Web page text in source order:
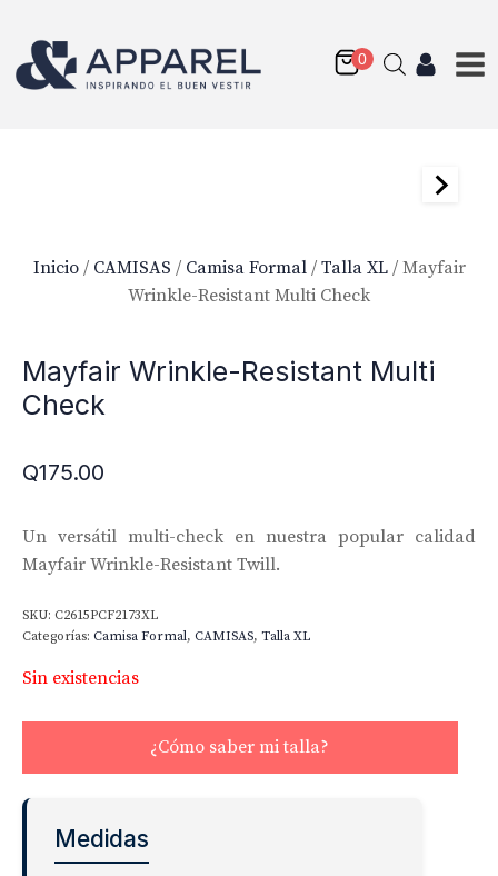
Inicio/ CAMISAS / Camisa Formal/ Talla XL/ Mayfair
Wrinkle-Resistant Multi Check
Mayfair Wrinkle-Resistant Multi
Check
Q175.00
Un versátil multi-check en nuestra popular calidad
Mayfair Wrinkle-Resistant Twill.
SKU: C2615PCF2173XL
Categorías: Camisa Formal, CAMISAS, Talla XL
Sin existencias
¿Cómo saber mi talla?
Medidas